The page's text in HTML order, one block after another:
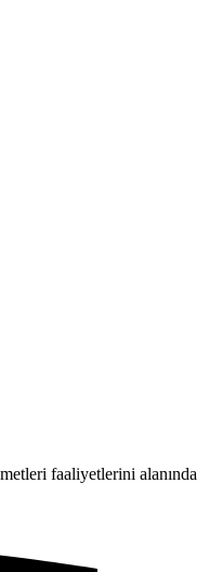
faaliyetlerini alanında